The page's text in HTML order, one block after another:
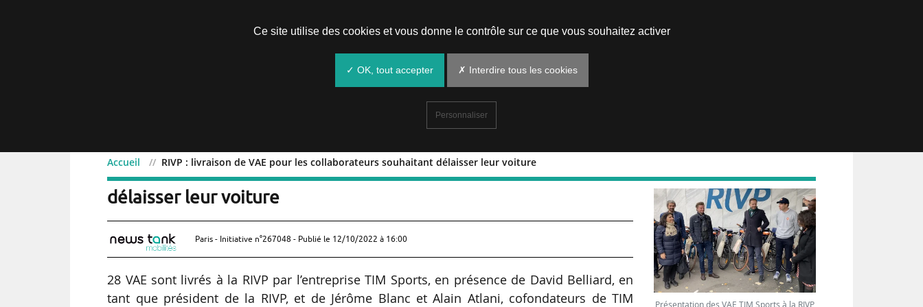
Accueil RIVP : livraison de VAE pour les collaborateurs souhaitant délaisser leur voiture
RIVP : livraison de VAE pour les collaborateurs souhaitant
délaisser leur voiture
Paris - Initiative n°267048 - Publié le 12/10/2022 à 16:00
28 VAE sont livrés à la RIVP par l’entreprise TIM Sports, en présence de David Belliard, en
tant que président de la RIVP, et de Jérôme Blanc et Alain Atlani, cofondateurs de TIM
Ce site utilise des cookies et vous donne le contrôle sur ce que vous souhaitez activer
✓ OK, tout accepter ✗ Interdire tous les cookies
Personnaliser